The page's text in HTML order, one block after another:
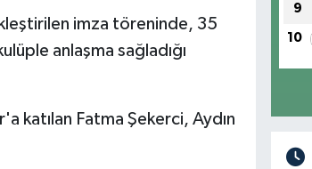
imza töreninde, 35
anlaşma sağladığı
katılan Fatma Şekerci, Aydın
9
10